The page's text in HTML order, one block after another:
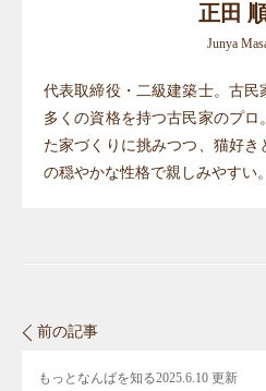
正田
Junya
代表取締役・二級建築士。古
多くの資格を持つ古民家のプロ
た家づくりに挑みつつ、猫好き
の穏やかな性格で親しみやすい。
前の記事
もっとなんばを知る2025.6.10 更新